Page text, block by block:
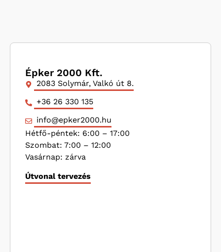
Épker 2000 Kft.
2083 Solymár, Valkó út 8.
+36 26 330 135
info@epker2000.hu
Hétfő-péntek: 6:00 – 17:00
Szombat: 7:00 – 12:00
Vasárnap: zárva
Útvonal tervezés